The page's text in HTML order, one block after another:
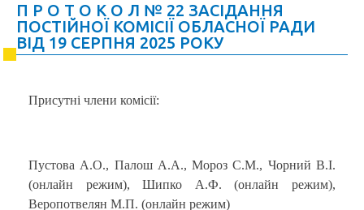
П Р О Т О К О Л № 22 ЗАСІДАННЯ
ПОСТІЙНОЇ КОМІСІЇ ОБЛАСНОЇ РАДИ
ВІД 19 СЕРПНЯ 2025 РОКУ
Присутні члени комісії:
Пустова А.О., Палош А.А., Мороз С.М., Чорний В.І.
(онлайн режим), Шипко А.Ф. (онлайн режим),
Веропотвелян М.П. (онлайн режим)